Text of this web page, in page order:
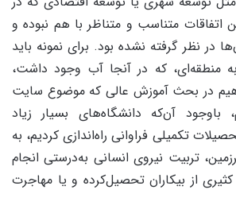
اتفاقات متناسب و متناظر با هم نبوده و
در نظر گرفته نشده بود. برای نمونه باید
به منطقه‌ای، که در آنجا آب وجود داشت،
در بحث آموزش عالی که موضوع سایت
باوجود آن‌که دانشگاه‌های بسیار زیاد
تکمیلی فراوانی راه‌اندازی کردیم، به
تربیت نیروی انسانی به‌درستی انجام
از بیکاران تحصیل‌کرده و یا مهاجرت